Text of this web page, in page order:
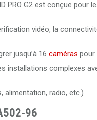
8 entrées / 4 sorties
HYBRID PRO G2
4G Hikvision DS-
DS-PK502MDX pour
PRO G2 est conçue pour
vidéo, la
jusqu’à 16 caméras pour
installations complexes
alimentation, radio, etc.)
96